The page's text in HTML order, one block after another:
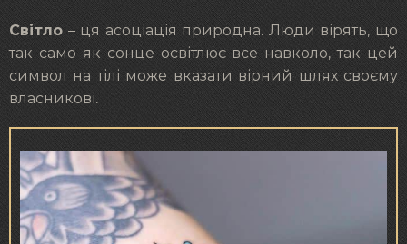
Світло – ця асоціація природна. Люди вірять, що
так само як сонце освітлює все навколо, так цей
символ на тілі може вказати вірний шлях своєму
власникові.